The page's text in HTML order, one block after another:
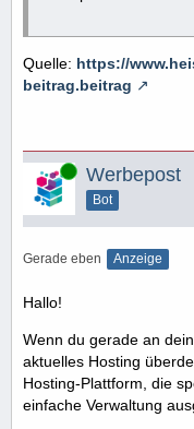
Quelle: https://
beitrag.beitrag
Online Werbepost
Bot
Gerade eben Anzeige
Hallo!
Wenn du gerade an
aktuelles Hosting
Hosting-Plattform, die
einfache Verwaltung